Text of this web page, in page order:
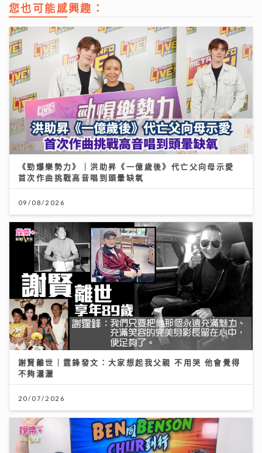
您也可能感興趣：
《勁爆樂勢力》｜洪助昇《一億歲後》代亡父向母示愛
首次作曲挑戰高音唱到頭暈缺氧
09/08/2026
謝賢離世｜霆鋒發文：大家想起我父親 不用哭 他會覺得
不夠瀟灑
20/07/2026